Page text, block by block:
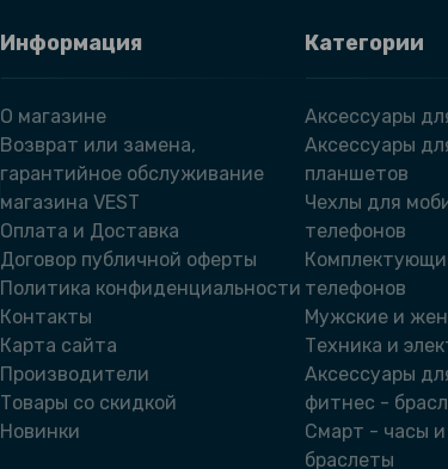
Информация
О магазине
Возврат или замена,
гарантийное обслуживание
магазина VEST
Оплата и Доставка
Договор публичной оферты
Политика конфиденциальности
Контакты
Карта сайта
Производители
Товары со скидкой
Новинки
Категории
Аксессуары
Аксессуары
планшетов
Чехлы для
телефонов
телефонов
Мужские и
Техника и
Аксессуары
фитнес -
Смарт - часы
браслеты